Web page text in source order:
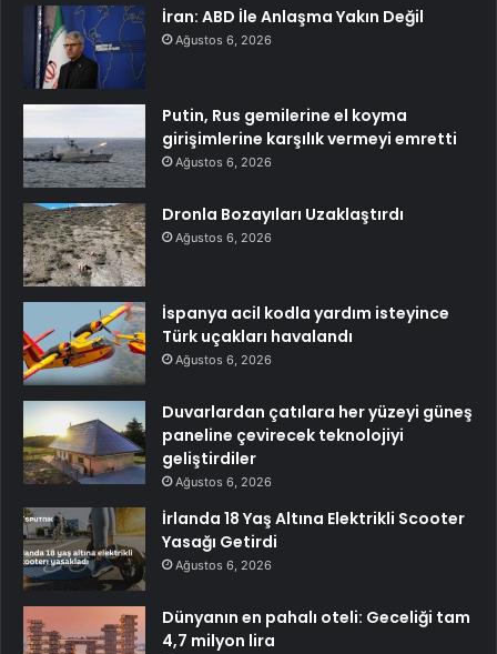
İran: ABD İle Anlaşma Yakın Değil
Ağustos 6, 2026
Putin, Rus gemilerine el koyma
girişimlerine karşılık vermeyi emretti
Ağustos 6, 2026
Dronla Bozayıları Uzaklaştırdı
Ağustos 6, 2026
İspanya acil kodla yardım isteyince
Türk uçakları havalandı
Ağustos 6, 2026
Duvarlardan çatılara her yüzeyi güneş
paneline çevirecek teknolojiyi
geliştirdiler
Ağustos 6, 2026
İrlanda 18 Yaş Altına Elektrikli Scooter
Yasağı Getirdi
Ağustos 6, 2026
Dünyanın en pahalı oteli: Geceliği tam
4,7 milyon lira